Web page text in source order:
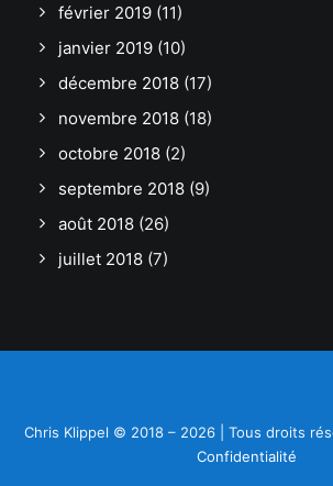
février 2019 (11)
janvier 2019 (10)
décembre 2018 (17)
novembre 2018 (18)
octobre 2018 (2)
septembre 2018 (9)
août 2018 (26)
juillet 2018 (7)
Chris Klippel © 2018 – 2026 | Tous droits
Confidentialité